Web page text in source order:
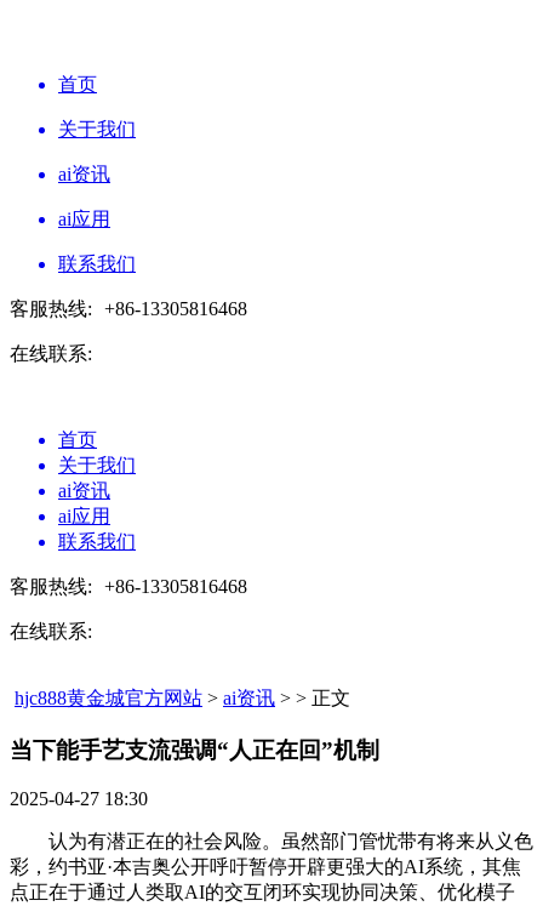
首页
关于我们
ai资讯
ai应用
联系我们
客服热线: +86-13305816468
在线联系:
首页
关于我们
ai资讯
ai应用
联系我们
客服热线: +86-13305816468
在线联系:
hjc888黄金城官方网站 > ai资讯 > > 正文
当下能手艺支流强调“人正在回”机制​
2025-04-27 18:30
认为有潜正在的社会风险。虽然部门管忧带有将来从义色
彩，约书亚·本吉奥公开呼吁暂停开辟更强大的AI系统，其焦
点正在于通过人类取AI的交互闭环实现协同决策、优化模子